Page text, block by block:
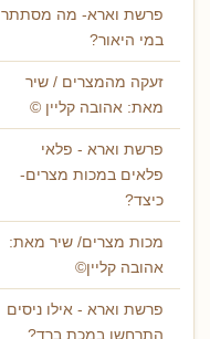
פרשת וארא- מה מסתתר
במי היאור?
זעקה מהמצרים / שיר
מאת: אהובה קליין ©
פרשת וארא - פלאי
פלאים במכות מצרים-
כיצד?
מכות מצרים/ שיר מאת:
אהובה קליין©
פרשת וארא - אילו ניסים
התרחשו במכת ברד?